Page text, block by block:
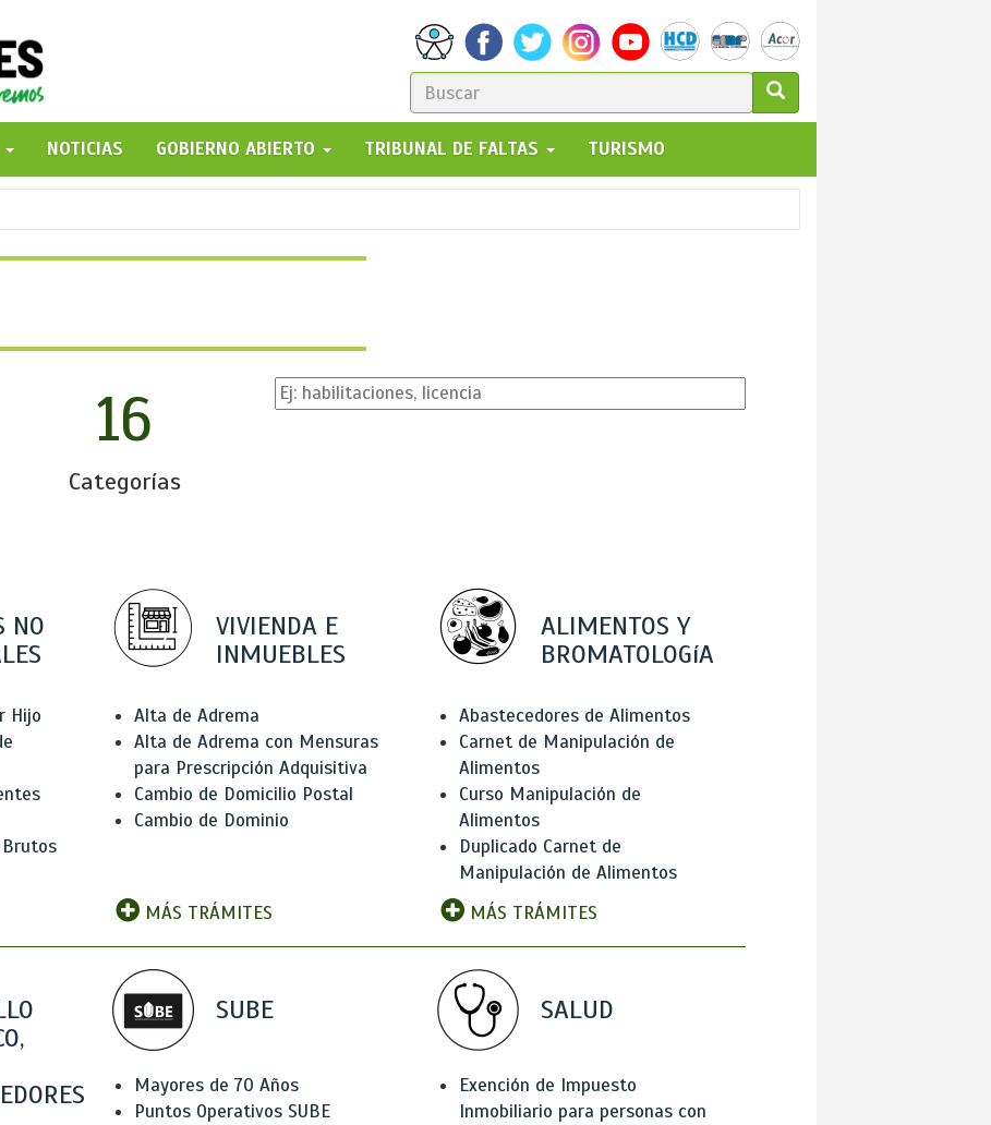
FORMULARIO
DE
BÚSQUEDA
GO!
NOTICIAS GOBIERNO ABIERTO TRIBUNAL DE FALTAS TURISMO
16
Categorías
NO
Hijo
VIVIENDA E
INMUEBLES
Alta de Adrema
Alta de Adrema con Mensuras
para Prescripción Adquisitiva
Cambio de Domicilio Postal
Cambio de Dominio
MÁS TRÁMITES
ALIMENTOS Y
BROMATOLOGíA
Abastecedores de Alimentos
Carnet de Manipulación de
Alimentos
Curso Manipulación de
Alimentos
Duplicado Carnet de
Manipulación de Alimentos
MÁS TRÁMITES
SUBE
Mayores de 70 Años
Puntos Operativos SUBE
SALUD
Exención de Impuesto
Inmobiliario para personas con